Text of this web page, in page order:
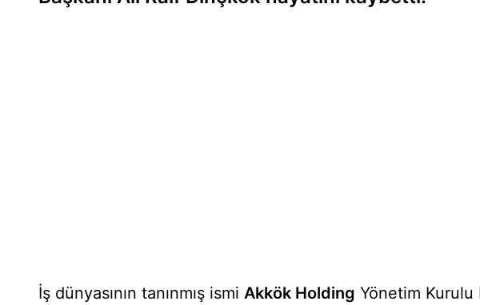
İş dünyasının tanınmış ismi Akkök Holding Yönetim Kurulu